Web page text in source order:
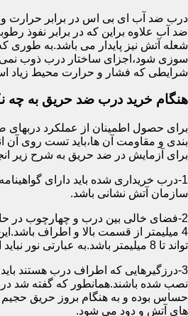
درب ضد آب ای بی اس در برابر حرارت و
ضد آب علاوه براین که در برابر نفوذ
شعله آتش نیز پایدار می باشد.به طوری
سوزی شود،اجزای ساختار درب ذوب
شرایطی که فشار و حرارت محیط زیاد
هنگام خرید درب ضد حریق به چه
برای حصول اطمینان از عملکرد دربهای
برای آزمایش در ضد حریق به شرح زیر
1-درب خریداری شده باید دارای
سازمان آتش نشانی باشد.
2-فضای خالی بین درب و چهارچوب در
4 میلیمتر از قسمت بالا و اطراف
تواند تا 8 میلیمتر باشد.به عبارتی نور نباید از پایین درب درز نماید.
3-درزگیرهایی که اطراف درب هستند
نصب شده باشند.همانطور که گفته شد
حساس بوده و به هنگام بروز حریق
های آتش و دود می شود.